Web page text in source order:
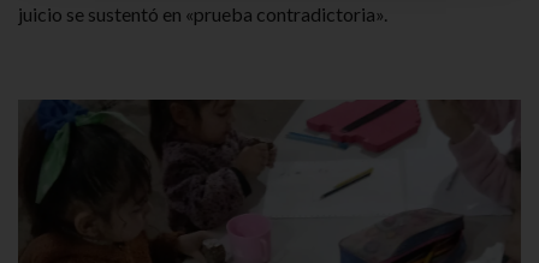
juicio se sustentó en «prueba contradictoria».